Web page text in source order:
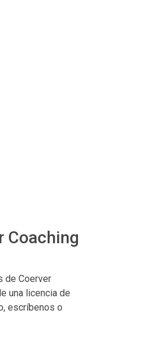
Coaching
de Coerver
una licencia de
escríbenos o